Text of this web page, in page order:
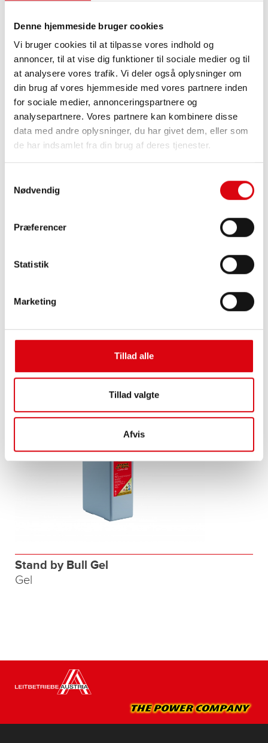
Denne hjemmeside bruger cookies
Vi bruger cookies til at tilpasse vores indhold og
annoncer, til at vise dig funktioner til sociale medier og til
at analysere vores trafik. Vi deler også oplysninger om
din brug af vores hjemmeside med vores partnere inden
for sociale medier, annonceringspartnere og
analysepartnere. Vores partnere kan kombinere disse
data med andre oplysninger, du har givet dem, eller som
de har indsamlet fra din brug af deres tjenester.
Nødvendig
Præferencer
Statistik
Marketing
Tillad alle
Tillad valgte
Afvis
Stand by Bull Wet
Vådt
Stand by Bull AGM
Stand by Bull Gel
Gel